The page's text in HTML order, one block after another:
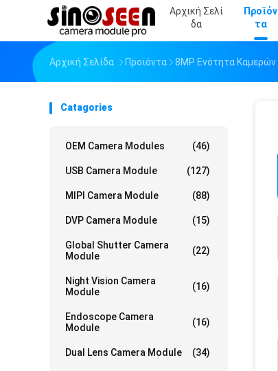
Αρχική Σελί
Δα
Προϊόν
Τα
Αρχική Σελίδα Προϊόντα 8MP Ενότητα Καμερών
Catagories
OEM Camera Modules (46)
USB Camera Module (127)
MIPI Camera Module (88)
DVP Camera Module (15)
Global Shutter Camera
Module
(22)
Night Vision Camera
Module
(16)
Endoscope Camera
Module
(16)
Dual Lens Camera Module (34)